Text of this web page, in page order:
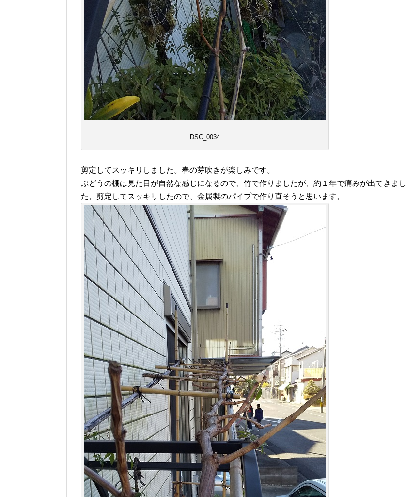
DSC_0034
剪定してスッキリしました。春の芽吹きが楽しみです。
ぶどうの棚は見た目が自然な感じになるので、竹で作りましたが、約１年で痛みが出てきまし
た。剪定してスッキリしたので、金属製のパイプで作り直そうと思います。